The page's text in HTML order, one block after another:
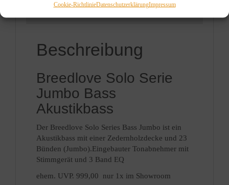
Cookie-RichtlinieDatenschutzerklärungImpressum
Beschreibung
Breedlove Solo Serie
Jumbo Bass
Akustikbass
Der Breedlove Solo Series Bass Jumbo ist ein
Akustikbass mit einer Zedernholzdecke und 23
Bünden (Jumbo).Eingebauter Tonabnehmer mit
Stimmgerät und 3 Band EQ
ehem. UVP. 999,00 nur 1x im Showroom